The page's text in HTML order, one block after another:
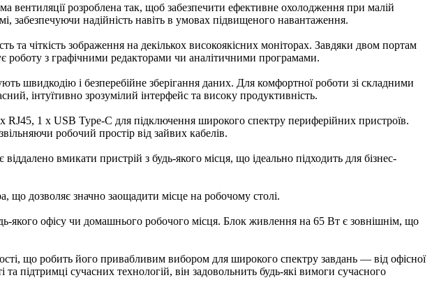
вентиляції розроблена так, щоб забезпечити ефективне охолодження при малій
забезпечуючи надійність навіть в умовах підвищеного навантаження.
та чіткість зображення на декількох високоякісних моніторах. Завдяки двом портам
з графічними редакторами чи аналітичними програмами.
швидкодію і безперебійне зберігання даних. Для комфортної роботи зі складними
інтуїтивно зрозумілий інтерфейс та високу продуктивність.
1 x USB Type-C для підключення широкого спектру периферійних пристроїв.
робочий простір від зайвих кабелів.
вмикати пристрій з будь-якого місця, що ідеально підходить для бізнес-
що дозволяє значно заощадити місце на робочому столі.
якого офісу чи домашнього робочого місця. Блок живлення на 65 Вт є зовнішнім, що
що робить його привабливим вибором для широкого спектру завдань — від офісної
підтримці сучасних технологій, він задовольнить будь-які вимоги сучасного